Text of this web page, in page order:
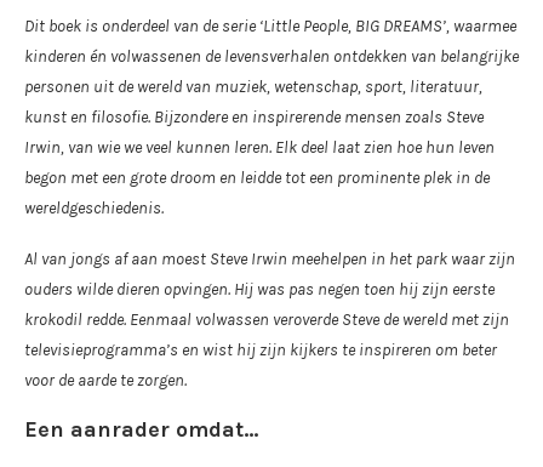
Dit boek is onderdeel van de serie ‘Little People, BIG DREAMS’, waarmee
kinderen én volwassenen de levensverhalen ontdekken van belangrijke
personen uit de wereld van muziek, wetenschap, sport, literatuur,
kunst en filosofie. Bijzondere en inspirerende mensen zoals Steve
Irwin, van wie we veel kunnen leren. Elk deel laat zien hoe hun leven
begon met een grote droom en leidde tot een prominente plek in de
wereldgeschiedenis.
Al van jongs af aan moest Steve Irwin meehelpen in het park waar zijn
ouders wilde dieren opvingen. Hij was pas negen toen hij zijn eerste
krokodil redde. Eenmaal volwassen veroverde Steve de wereld met zijn
televisieprogramma’s en wist hij zijn kijkers te inspireren om beter
voor de aarde te zorgen.
Een aanrader omdat…